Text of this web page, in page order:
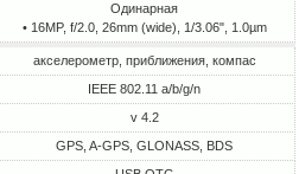
Одинарная
• 16MP, f/2.0, 26mm (wide), 1/3.06", 1.0µm
акселерометр, приближения, компас
IEEE 802.11 a/b/g/n
v 4.2
GPS, A-GPS, GLONASS, BDS